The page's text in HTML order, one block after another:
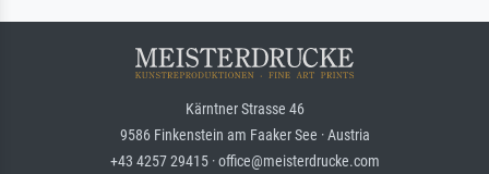
Kärntner Strasse 46
9586 Finkenstein am Faaker See · Austria
+43 4257 29415 · office@meisterdrucke.com